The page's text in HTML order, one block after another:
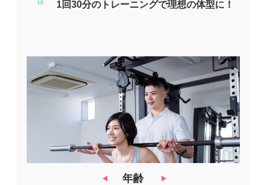
1回30分のトレーニングで理想の体型に！
年齢